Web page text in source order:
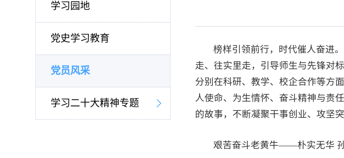
学习园地
党史学习教育
党员风采
学习二十大精神专题
榜样引领前行，时代催人奋进
走、往实里走，引导师生与先锋对
分别在科研、教学、校企合作等方
人使命、为生情怀、奋斗精神与责
的故事，不断凝聚干事创业、攻坚
艰苦奋斗老黄牛——朴实无华